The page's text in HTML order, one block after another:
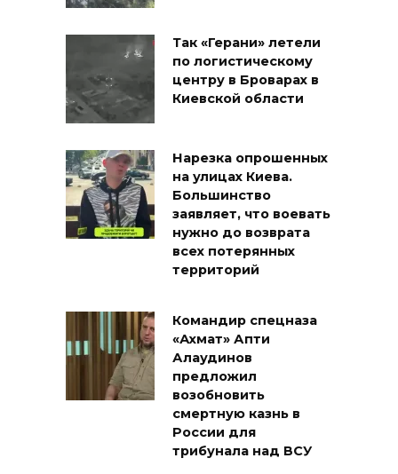
Так «Герани» летели
по логистическому
центру в Броварах в
Киевской области
Нарезка опрошенных
на улицах Киева.
Большинство
заявляет, что воевать
нужно до возврата
всех потерянных
территорий
Командир спецназа
«Ахмат» Апти
Алаудинов
предложил
возобновить
смертную казнь в
России для
трибунала над ВСУ